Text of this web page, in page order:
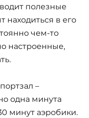
полезные
находиться в его
чем-то
настроенные,
–
одна минута
минут аэробики.